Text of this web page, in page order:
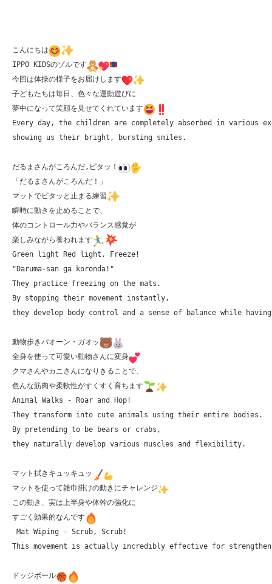
こんにちは
IPPO KIDSのゾルです
今回は体操の様子をお届けします
子どもたちは毎日、色々な運動遊びに
夢中になって笑顔を見せてくれています
Every day, the children are completely absorbed in various
showing us their bright, bursting smiles.
だるまさんがころんだ,ピタッ！
「だるまさんがころんだ！」
マットでピタッと止まる練習
瞬時に動きを止めることで、
体のコントロール力やバランス感覚が
楽しみながら養われます
Green light Red light, Freeze!
"Daruma-san ga koronda!"
They practice freezing on the mats.
By stopping their movement instantly,
they develop body control and a sense of balance while
動物歩きパオーン・ガオッ
全身を使って可愛い動物さんに変身
クマさんやカニさんになりきることで、
色んな筋肉や柔軟性がすくすく育ちます
Animal Walks - Roar and Hop!
They transform into cute animals using their entire bodies.
By pretending to be bears or crabs,
they naturally develop various muscles and flexibility.
マット拭きキュッキュッ
マットを使って雑巾掛けの動きにチャレンジ
この動き、実は上半身や体幹の強化に
すごく効果的なんです
Mat Wiping - Scrub, Scrub!
This movement is actually incredibly effective for
ドッジボール